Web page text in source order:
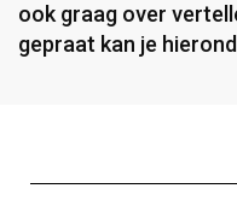
ook graag over
gepraat kan je